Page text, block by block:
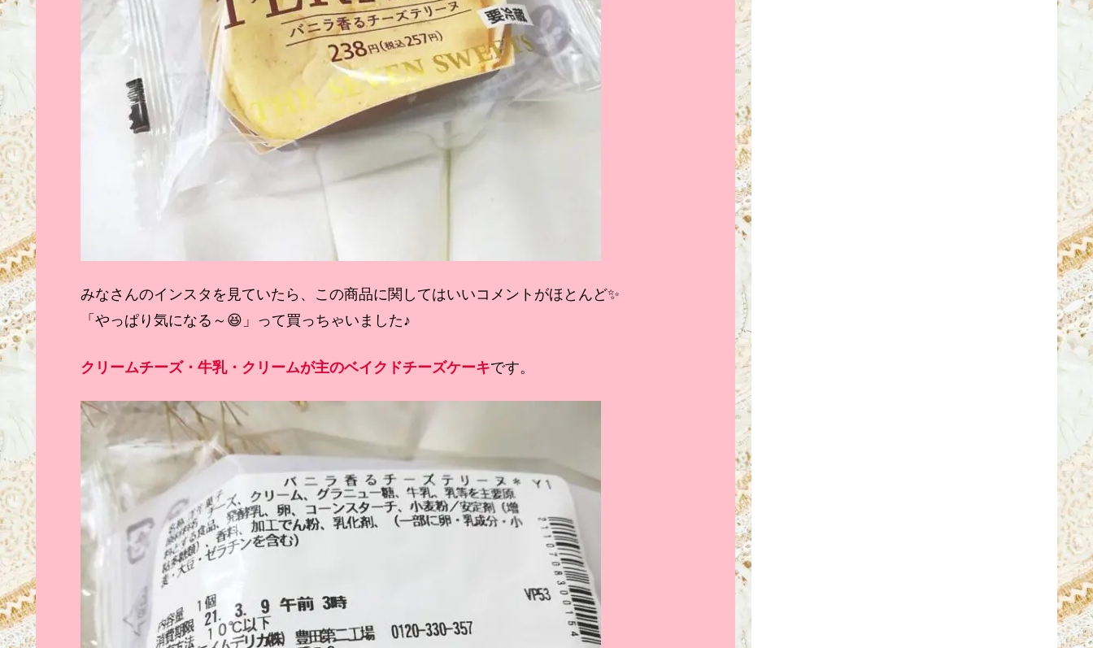
みなさんのインスタを見ていたら、この商品に関してはいいコメントがほとんど✨
「やっぱり気になる～😆」って買っちゃいました♪
クリームチーズ・牛乳・クリームが主のベイクドチーズケーキです。